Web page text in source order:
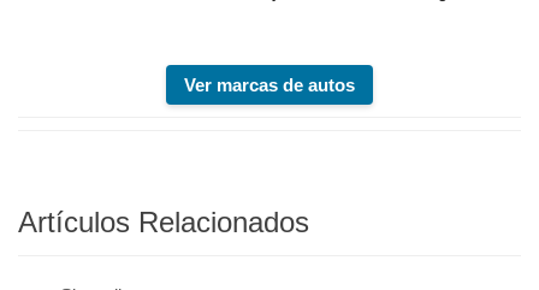
Ver marcas de autos
Artículos Relacionados